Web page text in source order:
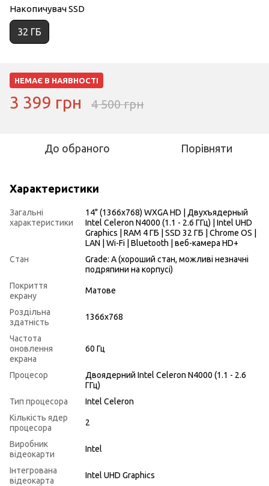
Накопичувач SSD
32 ГБ
НЕМАЄ В НАЯВНОСТІ
3 399 грн 4 500 грн
До обраного Порівняти
Характеристики
Загальні
характеристики
14" (1366x768) WXGA HD | Двухъядерный
Intel Celeron N4000 (1.1 - 2.6 ГГц) | Intel UHD
Graphics | RAM 4 ГБ | SSD 32 ГБ | Chrome OS |
LAN | Wi-Fi | Bluetooth | веб-камера HD+
Стан
Grade: A (хороший стан, можливі незначні
подряпини на корпусі)
Покриття
екрану
Матове
Роздільна
здатність
1366x768
Частота
оновлення
екрана
60 Гц
Процесор
Двоядерний Intel Celeron N4000 (1.1 - 2.6
ГГц)
Тип процесора
Intel Celeron
Кількість ядер
процесора
2
Виробник
відеокарти
Intel
Інтегрована
відеокарта
Intel UHD Graphics